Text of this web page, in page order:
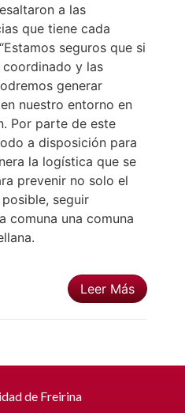
a las
que tiene cada
seguros que si
y las
generar
nuestro entorno en
Por parte de este
a disposición para
la logística que se
prevenir no solo el
seguir
comuna una comuna
Leer Más
de Freirina